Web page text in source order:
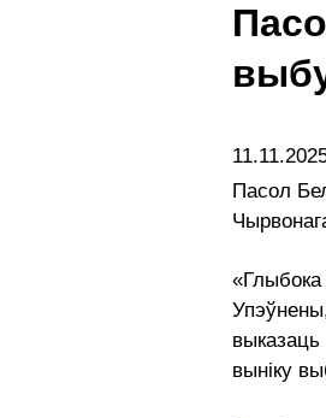
Пасол
«Глыбока
выніку